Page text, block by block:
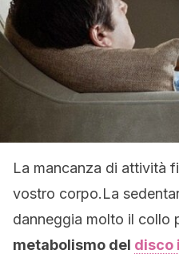
La mancanza di attività
vostro corpo.La
danneggia molto il collo
metabolismo del disco